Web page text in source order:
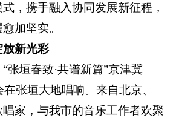
，携手融入协同发展新征程，
加坚实。
新光彩
垣春致·共谱新篇”京津冀
张垣大地唱响。来自北京、
家，与我市的音乐工作者欢聚